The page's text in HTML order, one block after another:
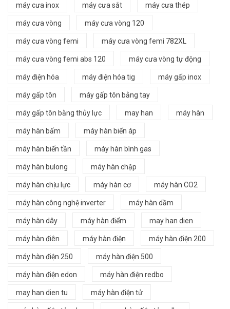
máy cưa inox máy cưa sắt máy cưa thép
máy cưa vòng máy cưa vòng 120
máy cưa vòng femi máy cưa vòng femi 782XL
máy cưa vòng femi abs 120 máy cưa vòng tự động
máy điện hóa máy điện hóa tig máy gấp inox
máy gấp tôn máy gấp tôn bằng tay
máy gấp tôn bằng thủy lực may han máy hàn
máy hàn bấm máy hàn biến áp
máy hàn biến tần máy hàn bình gas
máy hàn bulong máy hàn chập
máy hàn chịu lực máy hàn cơ máy hàn CO2
máy hàn công nghệ inverter máy hàn dầm
máy hàn dây máy hàn điểm may han dien
máy hàn điên máy hàn điện máy hàn điện 200
máy hàn điện 250 máy hàn điện 500
máy hàn điện edon máy hàn điện redbo
may han dien tu máy hàn điện tử